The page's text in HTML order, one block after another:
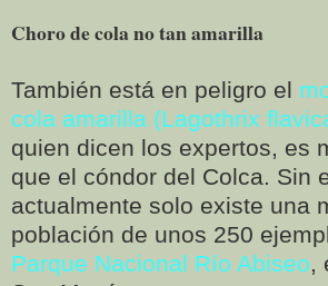
Choro de cola no tan amarilla
También está en peligro el
cola amarilla (Lagothrix
quien dicen los expertos, es
que el cóndor del Colca. Sin
actualmente solo existe una
población de unos 250
Parque Nacional Río Abiseo,